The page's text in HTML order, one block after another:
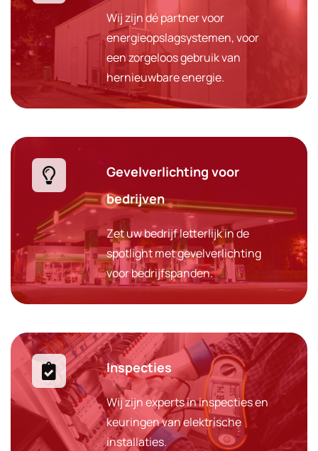
Wij zijn dé partner voor
energieopslagsystemen, voor
een zorgeloos gebruik van
hernieuwbare energie.
Gevelverlichting voor
bedrijven
Zet uw bedrijf letterlijk in de
spotlight met gevelverlichting
voor bedrijfspanden.
Inspecties
Wij zijn experts in inspecties en
keuringen van elektrische
installaties.